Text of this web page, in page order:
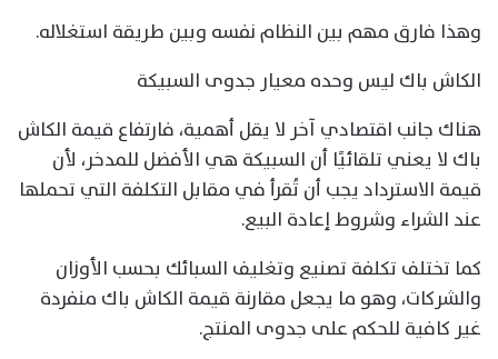
وهذا فارق مهم بين النظام نفسه وبين طريقة استغلاله.
الكاش باك ليس وحده معيار جدوى السبيكة
هناك جانب اقتصادي آخر لا يقل أهمية، فارتفاع قيمة الكاش
باك لا يعني تلقائيًا أن السبيكة هي الأفضل للمدخر، لأن
قيمة الاسترداد يجب أن تُقرأ في مقابل التكلفة التي تحملها
عند الشراء وشروط إعادة البيع.
كما تختلف تكلفة تصنيع وتغليف السبائك بحسب الأوزان
والشركات، وهو ما يجعل مقارنة قيمة الكاش باك منفردة
غير كافية للحكم على جدوى المنتج.